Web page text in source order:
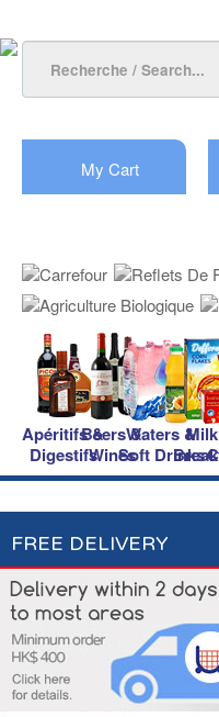
My Cart
Apéritifs &
Digestifs
Beers &
Wines
Waters &
Soft Drinks
FREE DELIVERY